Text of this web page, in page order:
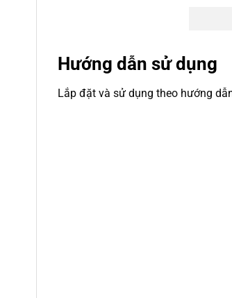
Hướng dẫn sử dụng
Lắp đặt và sử dụng theo hướng